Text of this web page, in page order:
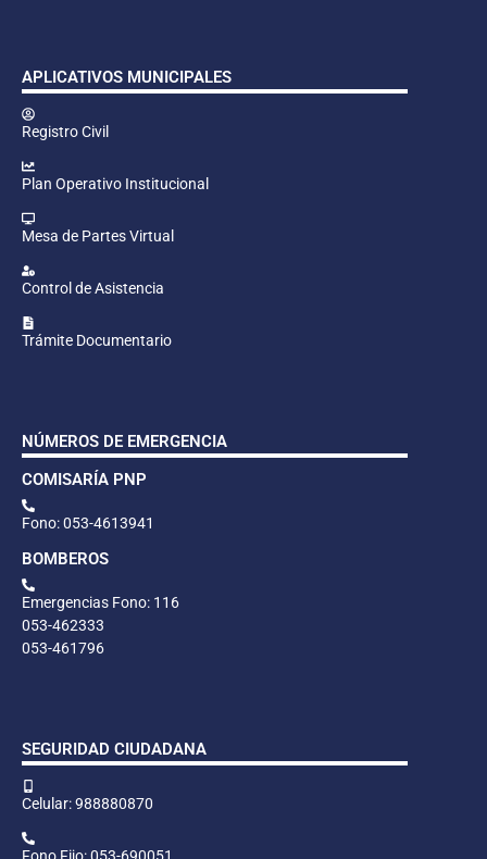
APLICATIVOS MUNICIPALES
Registro Civil
Plan Operativo Institucional
Mesa de Partes Virtual
Control de Asistencia
Trámite Documentario
NÚMEROS DE EMERGENCIA
COMISARÍA PNP
Fono: 053-4613941
BOMBEROS
Emergencias Fono: 116
053-462333
053-461796
SEGURIDAD CIUDADANA
Celular: 988880870
Fono Fijo: 053-690051